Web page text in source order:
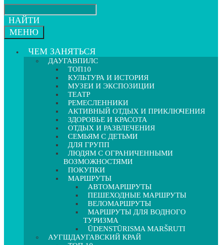
НАЙТИ
МЕНЮ
ЧЕМ ЗАНЯТЬСЯ
ДАУГАВПИЛС
ТОП10
КУЛЬТУРА И ИСТОРИЯ
МУЗЕИ И ЭКСПОЗИЦИИ
ТЕАТР
РЕМЕСЛЕННИКИ
АКТИВНЫЙ ОТДЫХ И ПРИКЛЮЧЕНИЯ
ЗДОРОВЬЕ И КРАСОТА
ОТДЫХ И РАЗВЛЕЧЕНИЯ
СЕМЬЯМ С ДЕТЬМИ
ДЛЯ ГРУПП
ЛЮДЯМ С ОГРАНИЧЕННЫМИ
ВОЗМОЖНОСТЯМИ
ПОКУПКИ
МАРШРУТЫ
АВТОМАРШРУТЫ
ПЕШЕХОДНЫЕ МАРШРУТЫ
ВЕЛОМАРШРУТЫ
МАРШРУТЫ ДЛЯ ВОДНОГО
ТУРИЗМА
ŪDENSTŪRISMA MARŠRUTI
АУГШДАУГАВСКИЙ КРАЙ